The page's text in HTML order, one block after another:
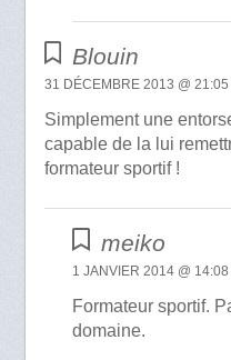
Blouin
31 DÉCEMBRE 2013 @ 21:05
Simplement une
capable de la lui
formateur sportif !
meiko
1 JANVIER 2014 @ 14:08
Formateur sportif.
domaine.